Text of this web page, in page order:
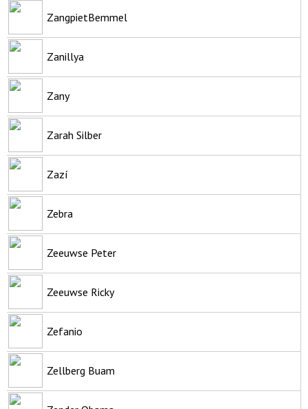
ZangpietBemmel
Zanillya
Zany
Zarah Silber
Zazí
Zebra
Zeeuwse Peter
Zeeuwse Ricky
Zefanio
Zellberg Buam